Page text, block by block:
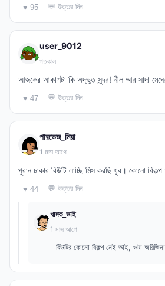
♥ 95 💬 উত্তর দিন
user_9012
গতকাল
আজকের আকাশটা কি অদ্ভুত সুন্দর! নীল আর সাদা
♥ 47 💬 উত্তর দিন
পারভেজ_মিয়া
1 মাস আগে
পুরান ঢাকার বিউটি লাচ্ছি মিস করছি খুব। কোনো
♥ 44 💬 উত্তর দিন
খাদক_ভাই
1 মাস আগে
বিউটির কোনো বিকল্প নেই ভাই, ওটা